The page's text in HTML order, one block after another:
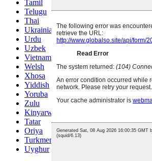
Tamil
Telugu
Thai
Ukrainian
Urdu
Uzbek
Vietnamese
Welsh
Xhosa
Yiddish
Yoruba
Zulu
Kinyarwanda
Tatar
Oriya
Turkmen
Uyghur